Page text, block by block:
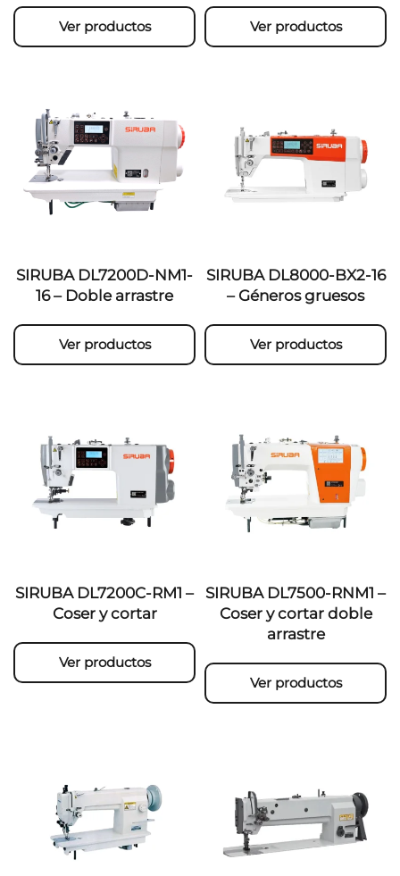
Ver productos Ver productos
SIRUBA DL7200D-NM1-
16 – Doble arrastre
Ver productos
SIRUBA DL8000-BX2-16
– Géneros gruesos
Ver productos
SIRUBA DL7200C-RM1 –
Coser y cortar
Ver productos
SIRUBA DL7500-RNM1 –
Coser y cortar doble
arrastre
Ver productos